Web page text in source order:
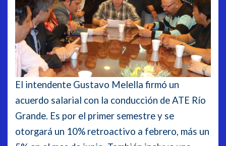
El intendente Gustavo Melella firmó un
acuerdo salarial con la conducción de ATE Río
Grande. Es por el primer semestre y se
otorgará un 10% retroactivo a febrero, más un